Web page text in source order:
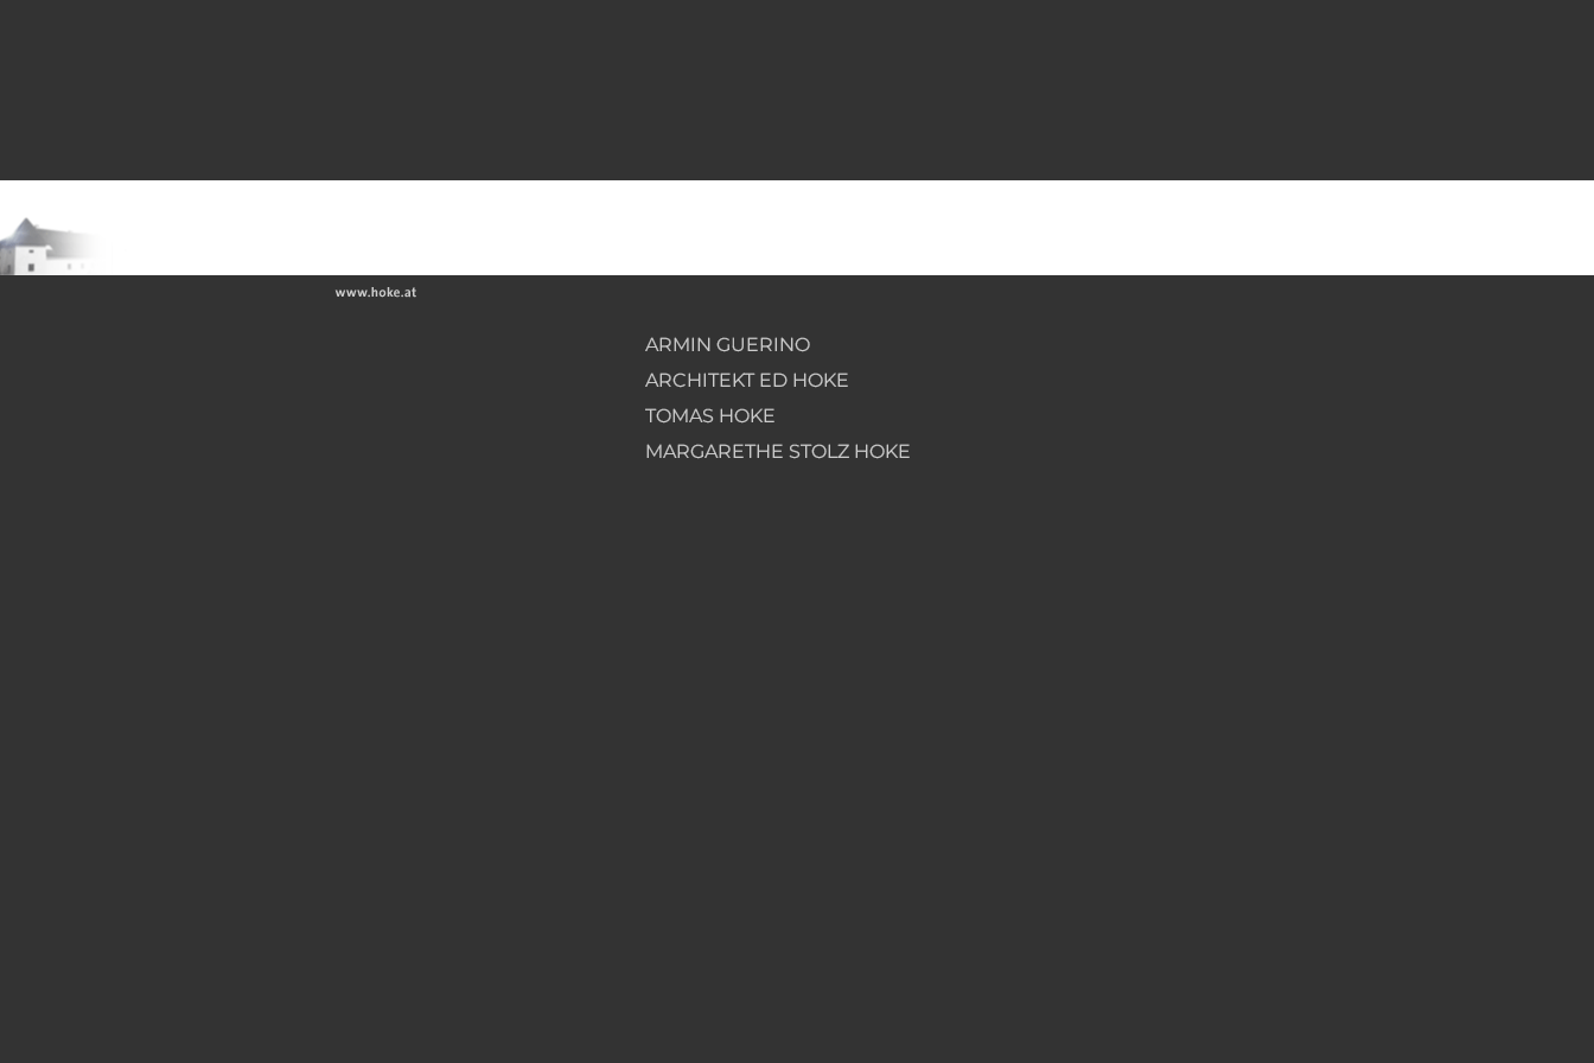
ARMIN GUERINO
ARCHITEKT ED HOKE
TOMAS HOKE
MARGARETHE STOLZ HOKE